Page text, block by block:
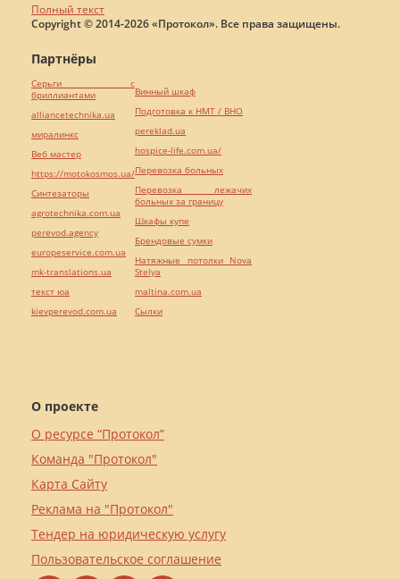
Полный текст
Copyright © 2014-2026 «Протокол». Все права защищены.
О проекте
О ресурсе “Протокол”
Команда "Протокол"
Карта Сайту
Реклама на "Протокол"
Тендер на юридическую услугу
Пользовательское соглашение
Партнёры
Серьги с
бриллиантами
alliancetechnika.ua
миралинкс
Веб мастер
https://motokosmos.ua/
Синтезаторы
agrotechnika.com.ua
perevod.agency
europeservice.com.ua
mk-translations.ua
текст юа
kievperevod.com.ua
Винный шкаф
Подготовка к НМТ / ВНО
pereklad.ua
hospice-life.com.ua/
Перевозка больных
Перевозка лежачих
больных за границу
Шкафы купе
Брендовые сумки
Натяжные потолки Nova
Stelya
maltina.com.ua
Cылки